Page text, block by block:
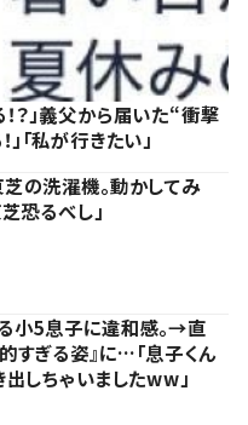
？」義父から届いた“衝撃
「私が行きたい」
の洗濯機。動かしてみ
恐るべし」
小5息子に違和感。→直
すぎる姿』に…「息子くん
出しちゃいましたww」